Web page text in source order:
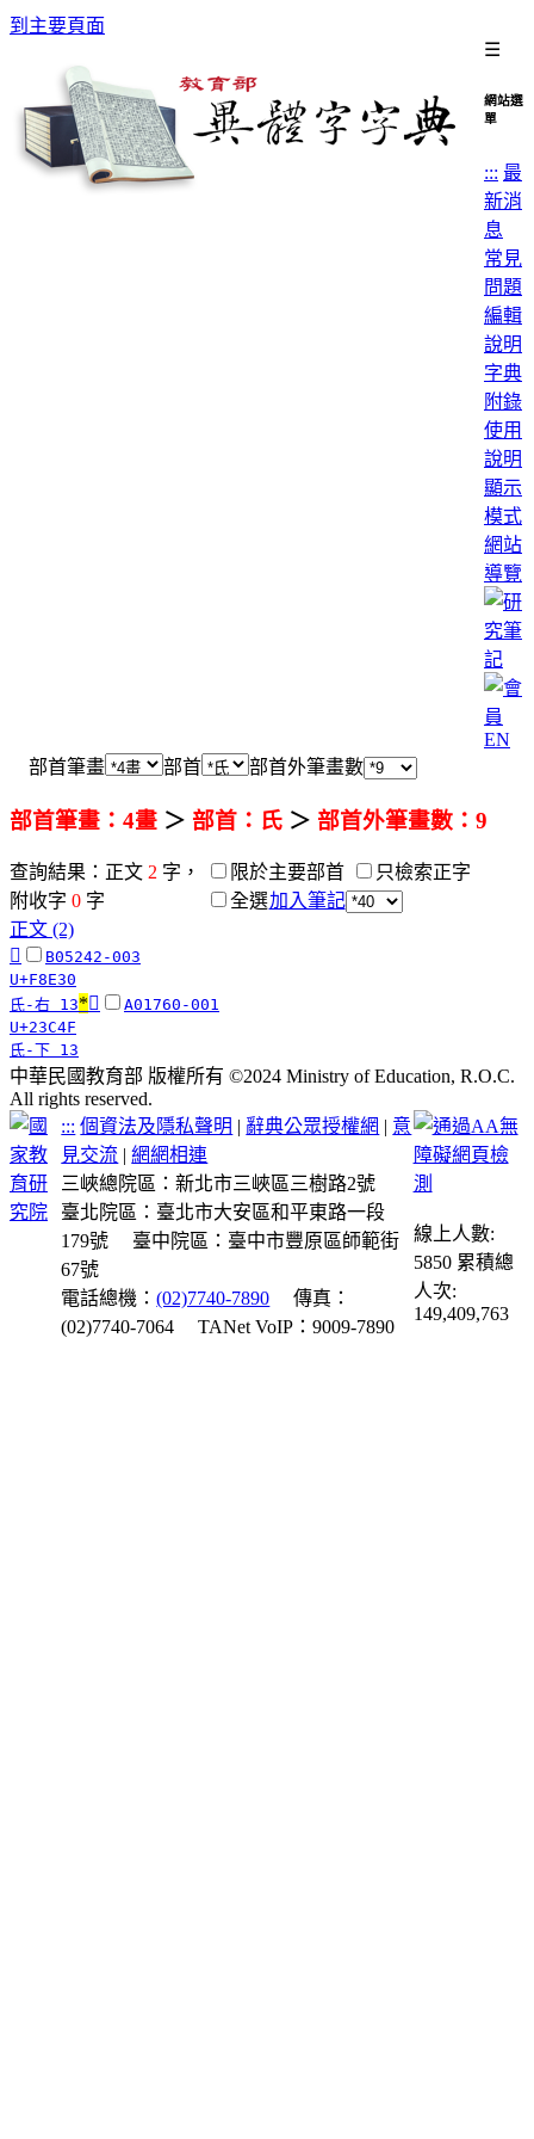
到主要頁面
☰
網站選
單
::: 最
新消
息
常見
問題
編輯
說明
字典
附錄
使用
說明
顯示
模式
網站
導覽
EN
部首筆畫
部首 部首外筆畫數
部首筆畫：4畫 ＞ 部首：氏 ＞ 部首外筆畫數：9
查詢結果：正文 2 字，
附收字 0 字
限於主要部首
只檢索正字
全選加入筆記
正文 (2)
󸸰
B05242-003
U+F8E30
氏-右 13*𣱏
A01760-001
U+23C4F
氏-下 13
中華民國教育部 版權所有 ©2024 Ministry of Education, R.O.C.
All rights reserved.
::: 個資法及隱私聲明 | 辭典公眾授權網 | 意
見交流 |網網相連
三峽總院區：新北市三峽區三樹路2號
臺北院區：臺北市大安區和平東路一段
179號
臺中院區：臺中市豐原區師範街
67號
電話總機：(02)7740-7890
傳真：
(02)7740-7064
TANet VoIP：9009-7890
線上人數:
5850 累積總
人次:
149,409,763